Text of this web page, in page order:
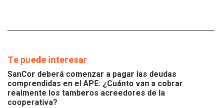
Te puede interesar
SanCor deberá comenzar a pagar las deudas
comprendidas en el APE: ¿Cuánto van a cobrar
realmente los tamberos acreedores de la
cooperativa?